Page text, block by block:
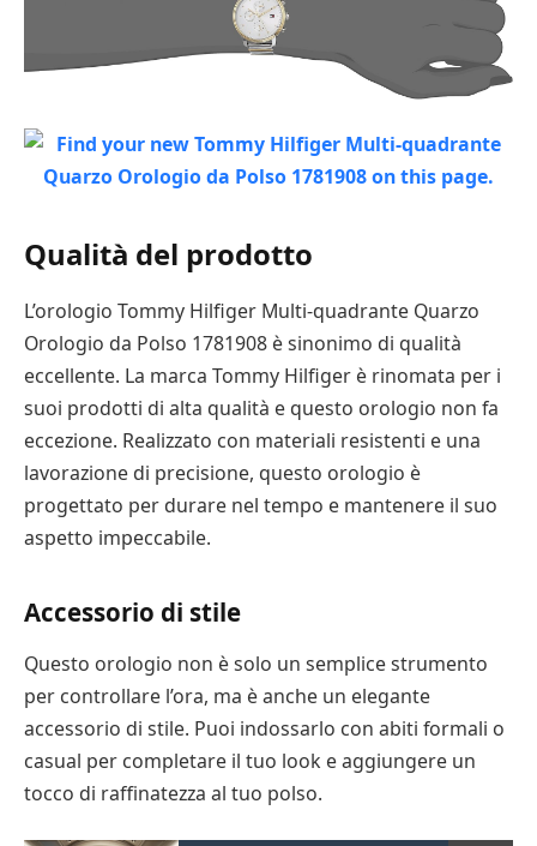
Qualità del prodotto
L’orologio Tommy Hilfiger Multi-quadrante Quarzo
Orologio da Polso 1781908 è sinonimo di qualità
eccellente. La marca Tommy Hilfiger è rinomata per i
suoi prodotti di alta qualità e questo orologio non fa
eccezione. Realizzato con materiali resistenti e una
lavorazione di precisione, questo orologio è
progettato per durare nel tempo e mantenere il suo
aspetto impeccabile.
Accessorio di stile
Questo orologio non è solo un semplice strumento
per controllare l’ora, ma è anche un elegante
accessorio di stile. Puoi indossarlo con abiti formali o
casual per completare il tuo look e aggiungere un
tocco di raffinatezza al tuo polso.